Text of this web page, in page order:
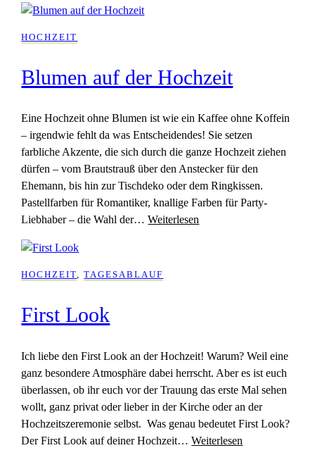
HOCHZEIT
Blumen auf der Hochzeit
Eine Hochzeit ohne Blumen ist wie ein Kaffee ohne Koffein
– irgendwie fehlt da was Entscheidendes! Sie setzen
farbliche Akzente, die sich durch die ganze Hochzeit ziehen
dürfen – vom Brautstrauß über den Anstecker für den
Ehemann, bis hin zur Tischdeko oder dem Ringkissen.
Pastellfarben für Romantiker, knallige Farben für Party-
Liebhaber – die Wahl der…Weiterlesen
HOCHZEIT, TAGESABLAUF
First Look
Ich liebe den First Look an der Hochzeit! Warum? Weil eine
ganz besondere Atmosphäre dabei herrscht. Aber es ist euch
überlassen, ob ihr euch vor der Trauung das erste Mal sehen
wollt, ganz privat oder lieber in der Kirche oder an der
Hochzeitszeremonie selbst. Was genau bedeutet First Look?
Der First Look auf deiner Hochzeit…Weiterlesen